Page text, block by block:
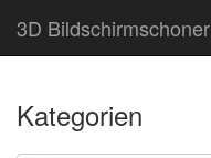
3D Bildschirmschoner
Kategorien